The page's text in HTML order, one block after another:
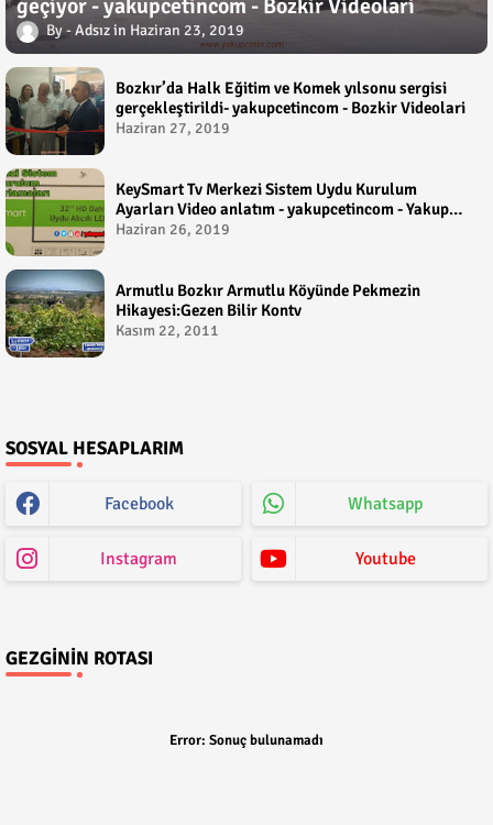
geçiyor - yakupcetincom - Bozkir Videolari
Adsız Haziran 23, 2019
Bozkır’da Halk Eğitim ve Komek yılsonu sergisi
gerçekleştirildi- yakupcetincom - Bozkir Videolari
Haziran 27, 2019
KeySmart Tv Merkezi Sistem Uydu Kurulum
Ayarları Video anlatım - yakupcetincom - Yakup
Çetin
Haziran 26, 2019
Armutlu Bozkır Armutlu Köyünde Pekmezin
Hikayesi:Gezen Bilir Kontv
Kasım 22, 2011
SOSYAL HESAPLARIM
Facebook Whatsapp
Instagram Youtube
GEZGININ ROTASI
Error: Sonuç bulunamadı